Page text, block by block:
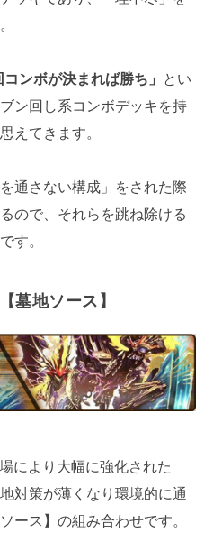
ンボが決まれば勝ち」 とい
ン回し系コンボデッキを持
えてきます。
通さない構成」をされた際
ので、それらを跳ね除ける
す。
墓地ソース】
により大幅に強化された
対策が薄くなり環境的に通
ース】の組み合わせです。